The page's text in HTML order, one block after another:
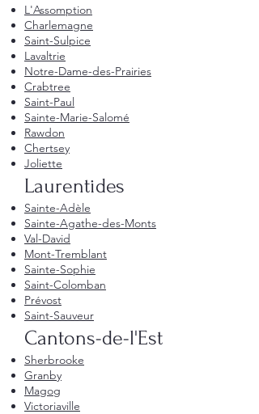
L'Assomption
Charlemagne
Saint-Sulpice
Lavaltrie
Notre-Dame-des-Prairies
Crabtree
Saint-Paul
Sainte-Marie-Salomé
Rawdon
Chertsey
Joliette
Laurentides
Sainte-Adèle
Sainte-Agathe-des-Monts
Val-David
Mont-Tremblant
Sainte-Sophie
Saint-Colomban
Prévost
Saint-Sauveur
Cantons-de-l'Est
Sherbrooke
Granby
Magog
Victoriaville